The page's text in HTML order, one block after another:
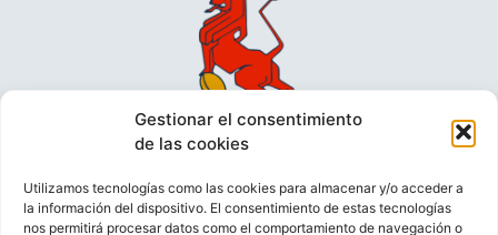
Gestionar el consentimiento
de las cookies
Utilizamos tecnologías como las cookies para almacenar y/o acceder a
la información del dispositivo. El consentimiento de estas tecnologías
nos permitirá procesar datos como el comportamiento de navegación o